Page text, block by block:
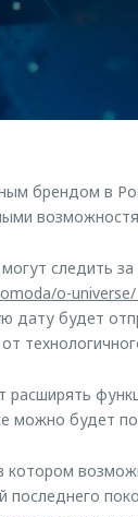
брендом в
следить
o-universe/
дату будет
будет
последнего